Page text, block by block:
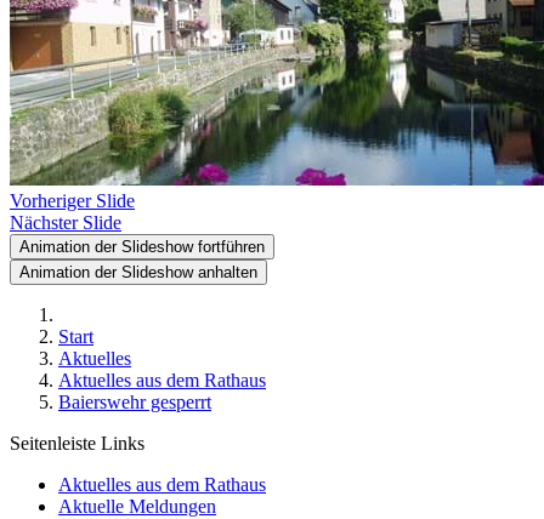
Vorheriger Slide
Nächster Slide
Animation der Slideshow fortführen
Animation der Slideshow anhalten
Start
Aktuelles
Aktuelles aus dem Rathaus
Baierswehr gesperrt
Seitenleiste Links
Aktuelles aus dem Rathaus
Aktuelle Meldungen